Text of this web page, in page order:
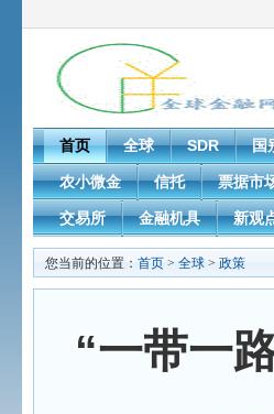
首页 全球 SDR 国
农小微金 信托 票据市
交易所 金融机具 新观
您当前的位置： 首页 > 全球 > 政策
“一带一